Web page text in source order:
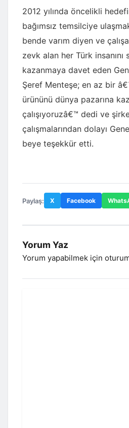
2012 yılında öncelikli
bağımsız temsilciye
bende varım diyen ve
zevk alan her Türk
kazanmaya davet eden
Şeref Menteşe; en az bir
ürününü dünya pazarına
çalışıyoruzâ€™ dedi ve
çalışmalarından dolayı
beye teşekkür etti.
Paylaş: X Facebook
Yorum Yaz
Yorum yapabilmek için